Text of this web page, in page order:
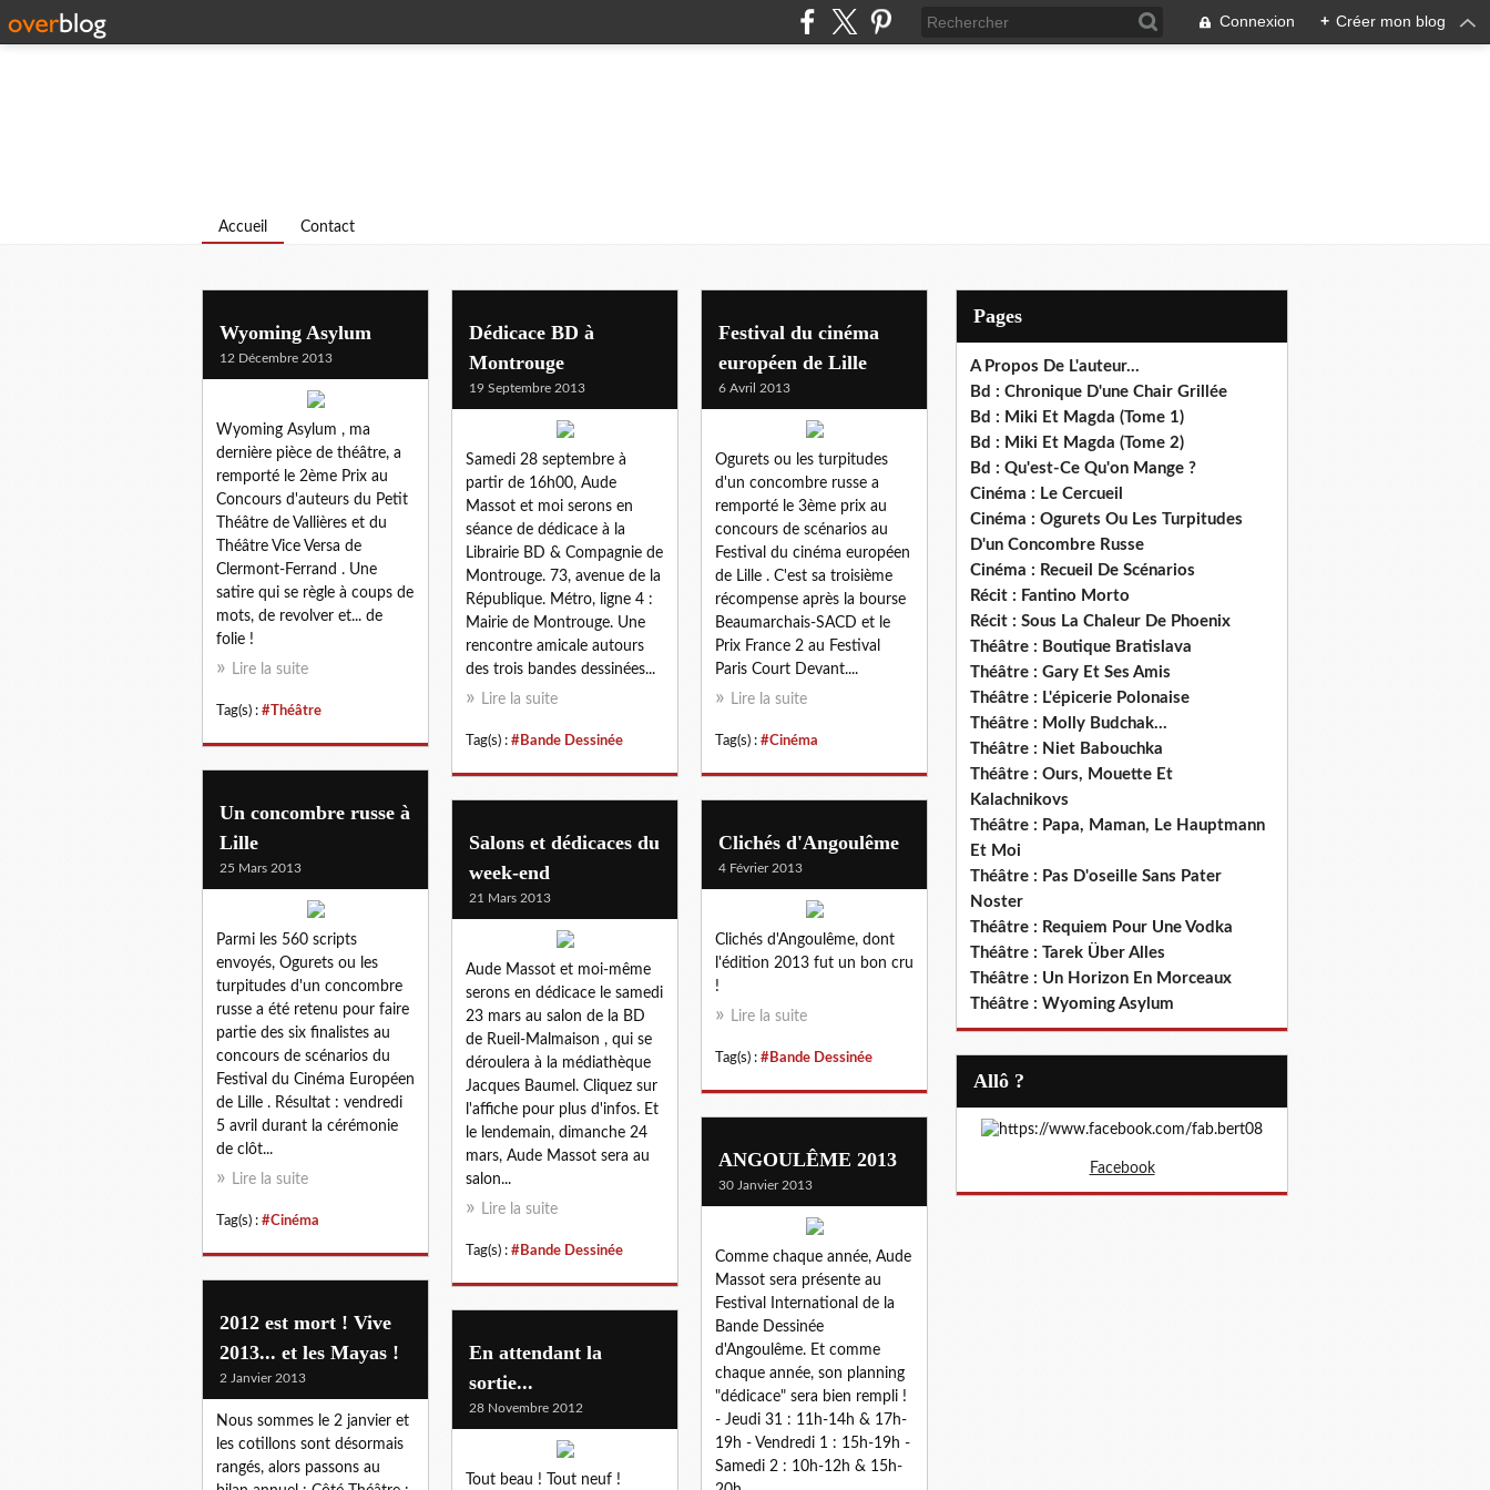
Connexion + Créer mon blog
Accueil Contact
Wyoming Asylum
12 Décembre 2013
Wyoming Asylum , ma
dernière pièce de théâtre, a
remporté le 2ème Prix au
Concours d'auteurs du Petit
Théâtre de Vallières et du
Théâtre Vice Versa de
Clermont-Ferrand . Une
satire qui se règle à coups de
mots, de revolver et... de
folie !
Lire la suite
Tag(s) : #Théâtre
Dédicace BD à
Montrouge
19 Septembre 2013
Samedi 28 septembre à
partir de 16h00, Aude
Massot et moi serons en
séance de dédicace à la
Librairie BD & Compagnie de
Montrouge. 73, avenue de la
République. Métro, ligne 4 :
Mairie de Montrouge. Une
rencontre amicale autours
des trois bandes dessinées...
Lire la suite
Tag(s) : #Bande Dessinée
Festival du cinéma
européen de Lille
6 Avril 2013
Ogurets ou les turpitudes
d'un concombre russe a
remporté le 3ème prix au
concours de scénarios au
Festival du cinéma européen
de Lille . C'est sa troisième
récompense après la bourse
Beaumarchais-SACD et le
Prix France 2 au Festival
Paris Court Devant....
Lire la suite
Tag(s) : #Cinéma
Un concombre russe à
Lille
25 Mars 2013
Parmi les 560 scripts
envoyés, Ogurets ou les
turpitudes d'un concombre
russe a été retenu pour faire
partie des six finalistes au
concours de scénarios du
Festival du Cinéma Européen
de Lille . Résultat : vendredi
5 avril durant la cérémonie
de clôt...
Lire la suite
Tag(s) : #Cinéma
Salons et dédicaces du
week-end
21 Mars 2013
Aude Massot et moi-même
serons en dédicace le samedi
23 mars au salon de la BD
de Rueil-Malmaison , qui se
déroulera à la médiathèque
Jacques Baumel. Cliquez sur
l'affiche pour plus d'infos. Et
le lendemain, dimanche 24
mars, Aude Massot sera au
salon...
Lire la suite
Tag(s) : #Bande Dessinée
Clichés d'Angoulême
4 Février 2013
Clichés d'Angoulême, dont
l'édition 2013 fut un bon cru
!
Lire la suite
Tag(s) : #Bande Dessinée
ANGOULÊME 2013
30 Janvier 2013
Comme chaque année, Aude
Massot sera présente au
Festival International de la
Bande Dessinée
d'Angoulême. Et comme
chaque année, son planning
"dédicace" sera bien rempli !
- Jeudi 31 : 11h-14h & 17h-
19h - Vendredi 1 : 15h-19h -
Samedi 2 : 10h-12h & 15h-
2012 est mort ! Vive
2013... et les Mayas !
2 Janvier 2013
Nous sommes le 2 janvier et
les cotillons sont désormais
rangés, alors passons au
En attendant la
sortie...
28 Novembre 2012
Tout beau ! Tout neuf !
Pages
A Propos De L'auteur...
Bd : Chronique D'une Chair Grillée
Bd : Miki Et Magda (Tome 1)
Bd : Miki Et Magda (Tome 2)
Bd : Qu'est-Ce Qu'on Mange ?
Cinéma : Le Cercueil
Cinéma : Ogurets Ou Les Turpitudes
D'un Concombre Russe
Cinéma : Recueil De Scénarios
Récit : Fantino Morto
Récit : Sous La Chaleur De Phoenix
Théâtre : Boutique Bratislava
Théâtre : Gary Et Ses Amis
Théâtre : L'épicerie Polonaise
Théâtre : Molly Budchak...
Théâtre : Niet Babouchka
Théâtre : Ours, Mouette Et
Kalachnikovs
Théâtre : Papa, Maman, Le Hauptmann
Et Moi
Théâtre : Pas D'oseille Sans Pater
Noster
Théâtre : Requiem Pour Une Vodka
Théâtre : Tarek Über Alles
Théâtre : Un Horizon En Morceaux
Théâtre : Wyoming Asylum
Allô ?
Facebook